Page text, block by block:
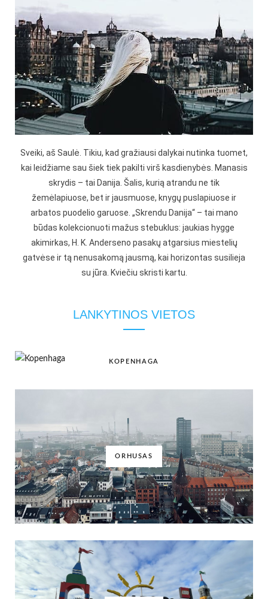
Sveiki, aš Saulė. Tikiu, kad gražiausi dalykai nutinka tuomet,
kai leidžiame sau šiek tiek pakilti virš kasdienybės. Manasis
skrydis – tai Danija. Šalis, kurią atrandu ne tik
žemėlapiuose, bet ir jausmuose, knygų puslapiuose ir
arbatos puodelio garuose. „Skrendu Danija“ – tai mano
būdas kolekcionuoti mažus stebuklus: jaukias hygge
akimirkas, H. K. Anderseno pasakų atgarsius miestelių
gatvėse ir tą nenusakomą jausmą, kai horizontas susilieja
su jūra. Kviečiu skristi kartu.
LANKYTINOS VIETOS
KOPENHAGA
ORHUSAS